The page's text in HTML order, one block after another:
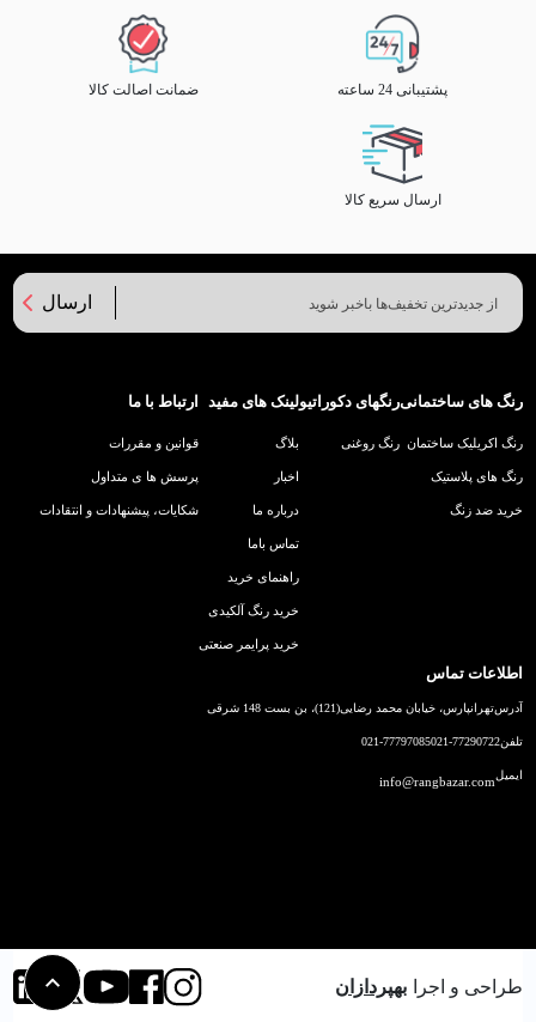
پشتیبانی 24 ساعته ضمانت اصالت کالا
ارسال سریع کالا
ارسال
رنگ های ساختمانی
رنگ اکریلیک ساختمان
رنگ های پلاستیک
خرید ضد زنگ
رنگهای دکوراتیو
رنگ روغنی
لینک های مفید
بلاگ
اخبار
درباره ما
تماس باما
راهنمای خرید
خرید رنگ آلکیدی
خرید پرایمر صنعتی
ارتباط با ما
قوانین و مقررات
پرسش ها ی متداول
شکایات، پیشنهادات و انتقادات
اطلاعات تماس
آدرستهرانپارس، خیابان محمد رضایی(121)، بن بست 148 شرقی
تلفن021-77290722
021-77797085
ایمیلinfo@rangbazar.com
طراحی و اجرا بهپردازان